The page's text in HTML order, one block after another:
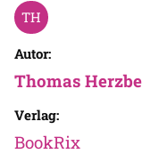
Autor:
Thomas
Verlag:
BookRix